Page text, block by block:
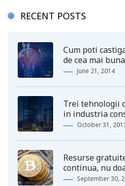
RECENT POSTS
Cum poti
de cea mai
June 21, 2014
Trei tehnologii
in industria
October 31,
Resurse
continua, nu
September 30,